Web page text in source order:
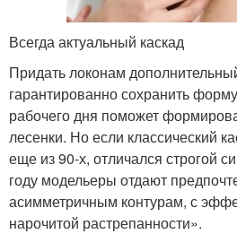
Всегда актуальный каскад
Придать локонам
гарантированно сохранить
рабочего дня поможет
лесенки. Но если классический
еще из 90-х, отличался строгой
году модельеры отдают
асимметричным контурам, с
нарочитой растрепанности».